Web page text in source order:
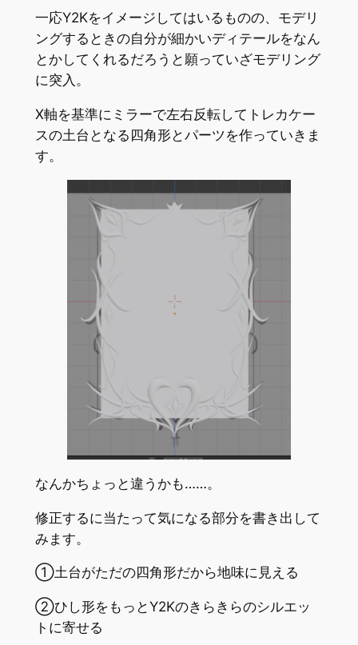
一応Y2Kをイメージしてはいるものの、モデリ
ングするときの自分が細かいディテールをなん
とかしてくれるだろうと願っていざモデリング
に突入。
X軸を基準にミラーで左右反転してトレカケー
スの土台となる四角形とパーツを作っていきま
す。
なんかちょっと違うかも……。
修正するに当たって気になる部分を書き出して
みます。
①土台がただの四角形だから地味に見える
②ひし形をもっとY2Kのきらきらのシルエッ
トに寄せる